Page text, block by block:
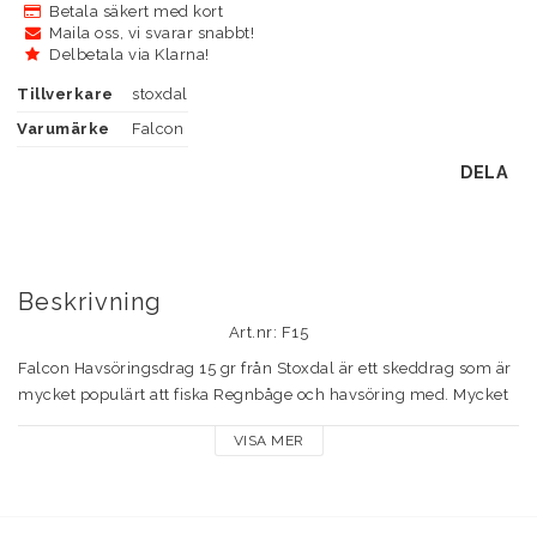
Betala säkert med kort
Maila oss, vi svarar snabbt!
Delbetala via Klarna!
Tillverkare
stoxdal
Varumärke
Falcon
DELA
Beskrivning
Art.nr: F15
Falcon Havsöringsdrag 15 gr från Stoxdal är ett skeddrag som är
mycket populärt att fiska Regnbåge och havsöring med. Mycket
VISA MER